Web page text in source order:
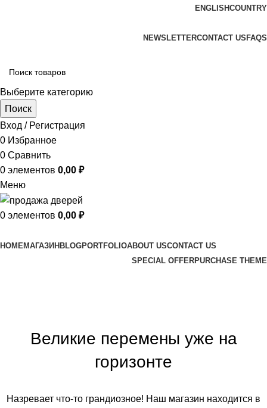
ENGLISHCOUNTRY
NEWSLETTERCONTACT US FAQS
Выберите категорию
Поиск
Вход / Регистрация
0 Избранное
0 Сравнить
0 элементов 0,00 ₽
Меню
0 элементов 0,00 ₽
HOMEМАГАЗИН BLOGPORTFOLIOABOUT USCONTACT US
SPECIAL OFFERPURCHASE THEME
Великие перемены уже на
горизонте
Назревает что-то грандиозное! Наш магазин находится в